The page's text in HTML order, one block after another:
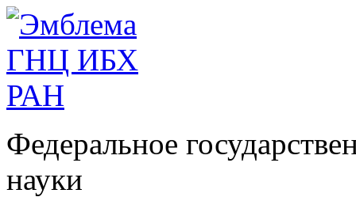
Федеральное
науки